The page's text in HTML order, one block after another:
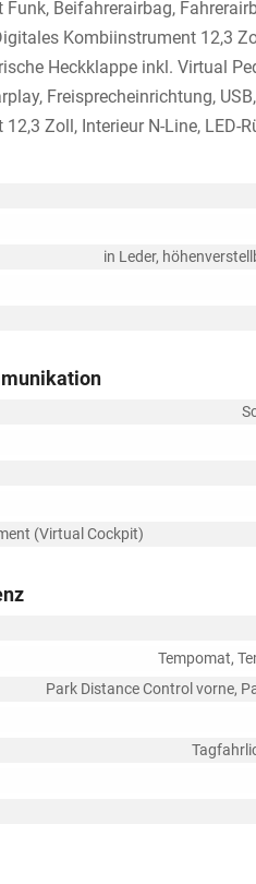
Beifahrerairbag,
Kombiinstrument 12,3
Heckklappe inkl. Virtual
Freisprecheinrichtung,
Zoll, Interieur N-Line, LED-
in Leder,
(Virtual Cockpit)
Tempomat,
Park Distance Control vorne,